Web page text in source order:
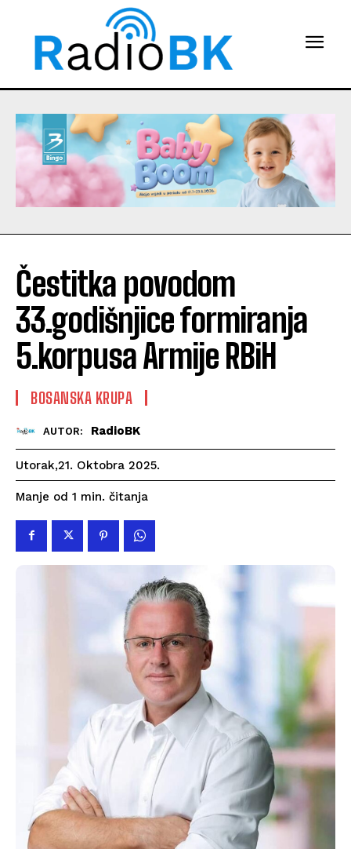
Čestitka povodom
33.godišnjice formiranja
5.korpusa Armije RBiH
BOSANSKA KRUPA
AUTOR: RadioBK
Utorak,21. Oktobra 2025.
Manje od 1 min. čitanja